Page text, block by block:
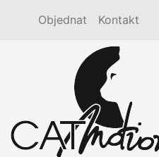
Objednat Kontakt